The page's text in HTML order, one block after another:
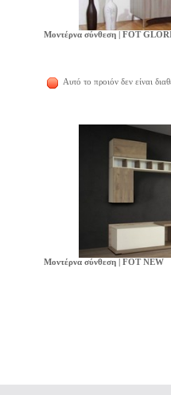
Μοντέρνα σύνθεση | FOT
Αυτό το προιόν δεν είναι
Μοντέρνα σύνθεση | FOT NEW